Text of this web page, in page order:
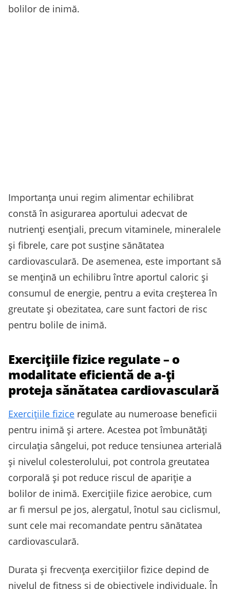
bolilor de inimă.
Importanța unui regim alimentar echilibrat
constă în asigurarea aportului adecvat de
nutrienți esențiali, precum vitaminele, mineralele
și fibrele, care pot susține sănătatea
cardiovasculară. De asemenea, este important să
se mențină un echilibru între aportul caloric și
consumul de energie, pentru a evita creșterea în
greutate și obezitatea, care sunt factori de risc
pentru bolile de inimă.
Exercițiile fizice regulate – o
modalitate eficientă de a-ți
proteja sănătatea cardiovasculară
Exercițiile fizice regulate au numeroase beneficii
pentru inimă și artere. Acestea pot îmbunătăți
circulația sângelui, pot reduce tensiunea arterială
și nivelul colesterolului, pot controla greutatea
corporală și pot reduce riscul de apariție a
bolilor de inimă. Exercițiile fizice aerobice, cum
ar fi mersul pe jos, alergatul, înotul sau ciclismul,
sunt cele mai recomandate pentru sănătatea
cardiovasculară.
Durata și frecvența exercițiilor fizice depind de
nivelul de fitness și de obiectivele individuale. În